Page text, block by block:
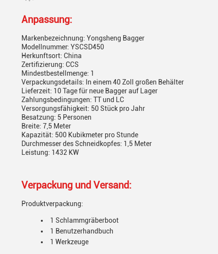
Anpassung:
Markenbezeichnung: Yongsheng Bagger
Modellnummer: YSCSD450
Herkunftsort: China
Zertifizierung: CCS
Mindestbestellmenge: 1
Verpackungsdetails: In einem 40 Zoll großen Behälter
Lieferzeit: 10 Tage für neue Bagger auf Lager
Zahlungsbedingungen: TT und LC
Versorgungsfähigkeit: 50 Stück pro Jahr
Besatzung: 5 Personen
Breite: 7,5 Meter
Kapazität: 500 Kubikmeter pro Stunde
Durchmesser des Schneidkopfes: 1,5 Meter
Leistung: 1432 KW
Verpackung und Versand:
Produktverpackung:
1 Schlammgräberboot
1 Benutzerhandbuch
1 Werkzeuge